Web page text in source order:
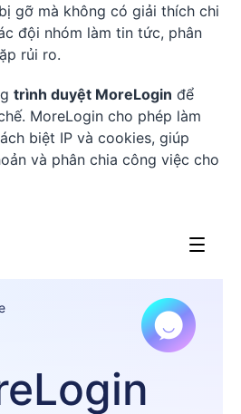
gỡ mà không có giải thích chi
đội nhóm làm tin tức, phân
rủi ro.
trình duyệt MoreLogin để
MoreLogin cho phép làm
biệt IP và cookies, giúp
và phân chia công việc cho